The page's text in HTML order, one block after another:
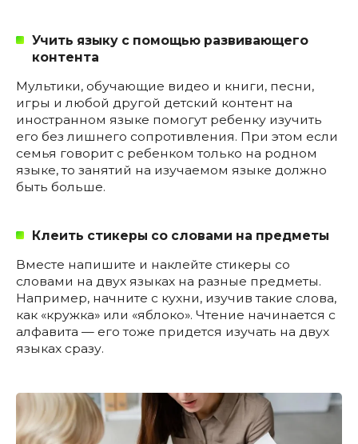
Учить языку с помощью развивающего
контента
Мультики, обучающие видео и книги, песни,
игры и любой другой детский контент на
иностранном языке помогут ребенку изучить
его без лишнего сопротивления. При этом если
семья говорит с ребенком только на родном
языке, то занятий на изучаемом языке должно
быть больше.
Клеить стикеры со словами на предметы
Вместе напишите и наклейте стикеры со
словами на двух языках на разные предметы.
Например, начните с кухни, изучив такие слова,
как «кружка» или «яблоко». Чтение начинается с
алфавита — его тоже придется изучать на двух
языках сразу.